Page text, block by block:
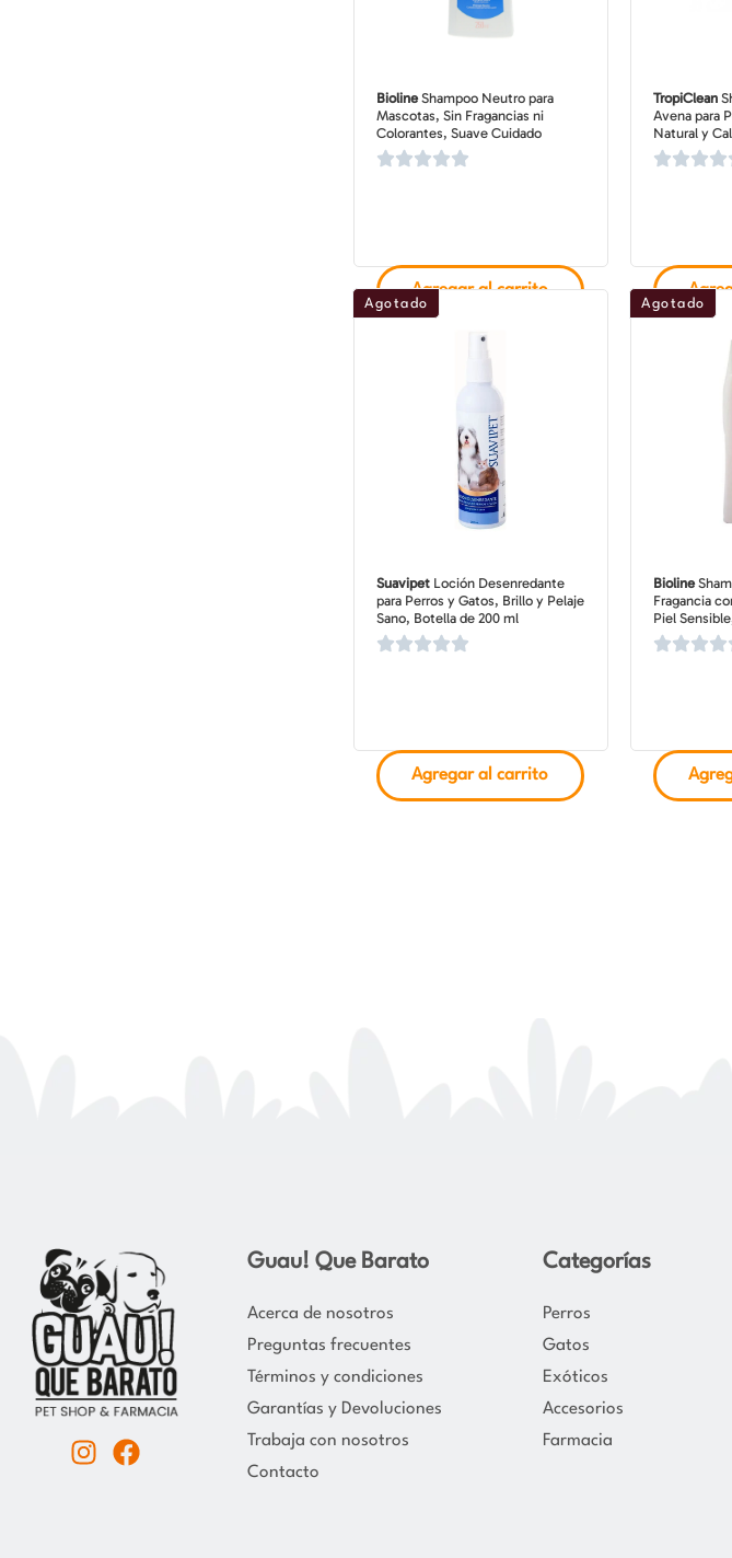
BiolineShampoo Neutro para
Mascotas, Sin Fragancias ni
Colorantes, Suave Cuidado
Agregar al carrito
TropiClean
Avena para
Natural y
SuavipetLoción Desenredante
para Perros y Gatos, Brillo y Pelaje
Sano, Botella de 200 ml
Agotado
Agregar al carrito
Bioline
Fragancia
Piel
Agotado
I
F
Guau! Que Barato
Acerca de nosotros
Preguntas frecuentes
Términos y condiciones
Garantías y Devoluciones
Trabaja con nosotros
Contacto
Categorías
Perros
Gatos
Exóticos
Accesorios
Farmacia